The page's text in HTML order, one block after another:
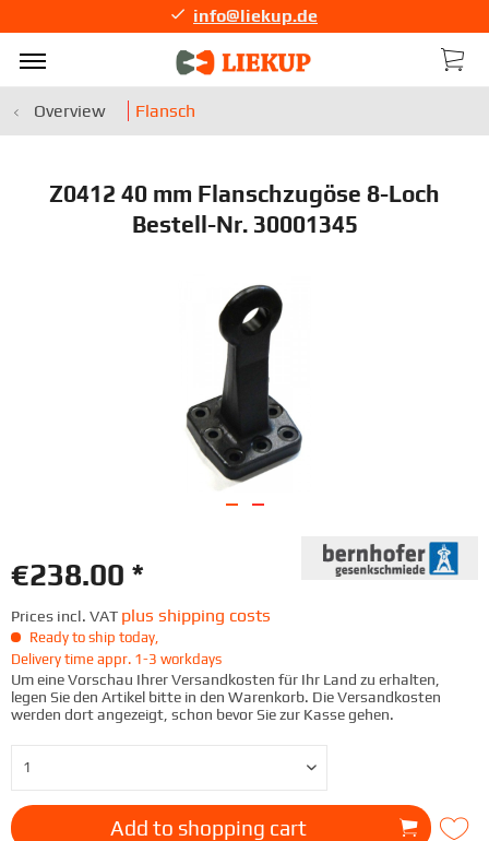
info@liekup.de
Overview Flansch
Z0412 40 mm Flanschzugöse 8-Loch
Bestell-Nr. 30001345
€238.00 *
Prices incl. VAT plus shipping costs
Ready to ship today,
Delivery time appr. 1-3 workdays
Um eine Vorschau Ihrer Versandkosten für Ihr Land zu erhalten,
legen Sie den Artikel bitte in den Warenkorb. Die Versandkosten
werden dort angezeigt, schon bevor Sie zur Kasse gehen.
Add to shopping cart